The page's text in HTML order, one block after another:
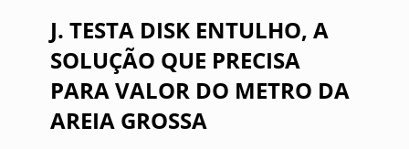
J. TESTA DISK ENTULHO, A
SOLUÇÃO QUE PRECISA
PARA VALOR DO METRO DA
AREIA GROSSA